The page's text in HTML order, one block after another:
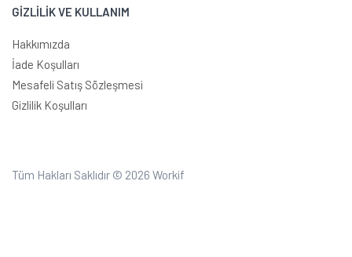
GİZLİLİK VE KULLANIM
Hakkımızda
İade Koşulları
Mesafeli Satış Sözleşmesi
Gizlilik Koşulları
Tüm Hakları Saklıdır © 2026 Workif